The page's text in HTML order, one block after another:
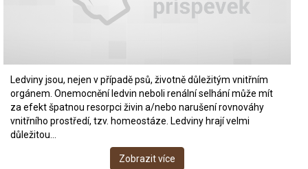
Ledviny jsou, nejen v případě psů, životně důležitým vnitřním
orgánem. Onemocnění ledvin neboli renální selhání může mít
za efekt špatnou resorpci živin a/nebo narušení rovnováhy
vnitřního prostředí, tzv. homeostáze. Ledviny hrají velmi
důležitou…
Zobrazit více